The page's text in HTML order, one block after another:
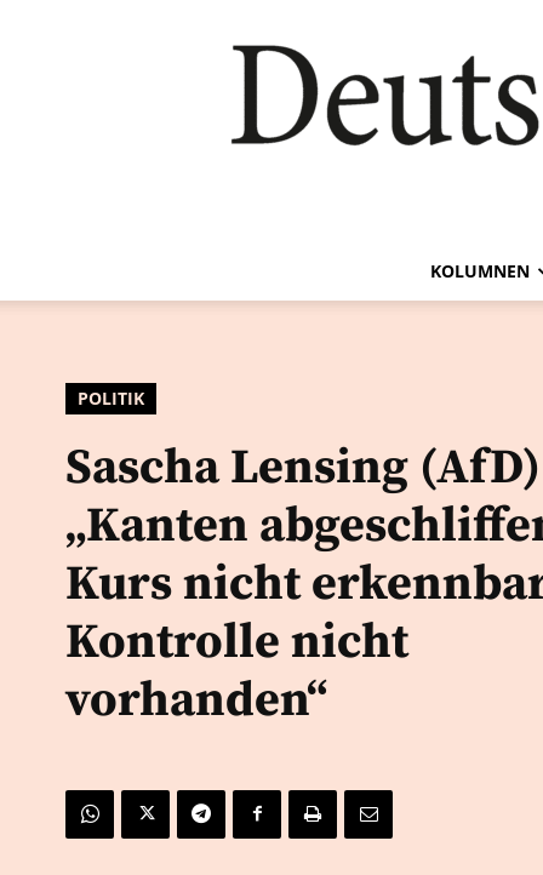
KOLUMNEN
POLITIK
Sascha Lensing
„Kanten
Kurs nicht
Kontrolle nicht
vorhanden“